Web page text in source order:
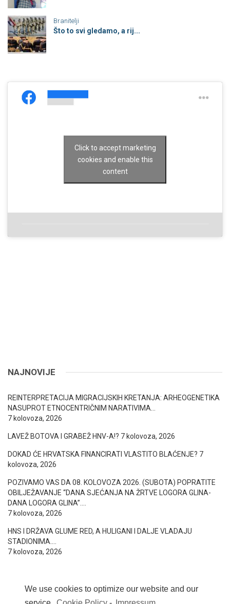
We use cookies to optimize our website and our
Branitelji
Što to svi gledamo, a rij...
Click to accept marketing
cookies and enable this
content
NAJNOVIJE
REINTERPRETACIJA MIGRACIJSKIH KRETANJA: ARHEOGENETIKA
NASUPROT ETNOCENTRIČNIM NARATIVIMA…
7 kolovoza, 2026
LAVEŽ BOTOVA I GRABEŽ HNV-A!? 7 kolovoza, 2026
DOKAD ĆE HRVATSKA FINANCIRATI VLASTITO BLAĆENJE? 7
kolovoza, 2026
POZIVAMO VAS DA 08. KOLOVOZA 2026. (SUBOTA) POPRATITE
OBILJEŽAVANJE “DANA SJEĆANJA NA ŽRTVE LOGORA GLINA-
DANA LOGORA GLINA”….
7 kolovoza, 2026
HNS I DRŽAVA GLUME RED, A HULIGANI I DALJE VLADAJU
STADIONIMA….
7 kolovoza, 2026